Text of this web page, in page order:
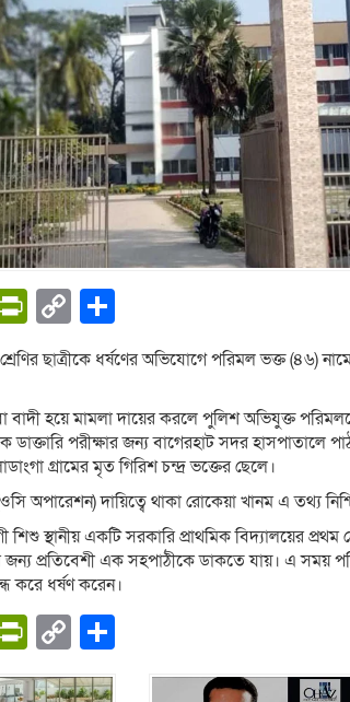
PrintFriendly
Copy
Link
ছাত্রীকে ধর্ষণের অভিযোগে পরিমল ভক্ত (৪৬)
হয়ে মামলা দায়ের করলে পুলিশ অভিযুক্ত
পরীক্ষার জন্য বাগেরহাট সদর হাসপাতালে
গ্রামের মৃত গিরিশ চন্দ্র ভক্তের ছেলে।
(ওসি অপারেশন) দায়িত্বে থাকা রোকেয়া খানম এ তথ্য
স্থানীয় একটি সরকারি প্রাথমিক বিদ্যালয়ের প্রথম
জন্য প্রতিবেশী এক সহপাঠীকে ডাকতে যায়। এ সময়
করে ধর্ষণ করেন।
PrintFriendly
Copy
Link